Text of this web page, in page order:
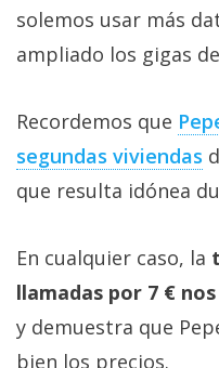
solemos usar más
ampliado los gigas
Recordemos que
segundas viviendas‎
que resulta idónea
En cualquier caso, la
llamadas por 7 €
y demuestra que
bien los precios.